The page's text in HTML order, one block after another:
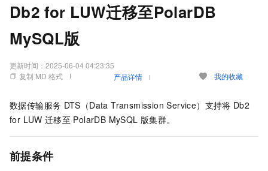
Db2 for LUW迁移至PolarDB
MySQL版
更新时间： 2025-06-04 04:23:35
复制 MD 格式
产品详情 我的收藏
数据传输服务 DTS（Data Transmission Service）支持将 Db2
for LUW 迁移至 PolarDB MySQL 版集群。
前提条件